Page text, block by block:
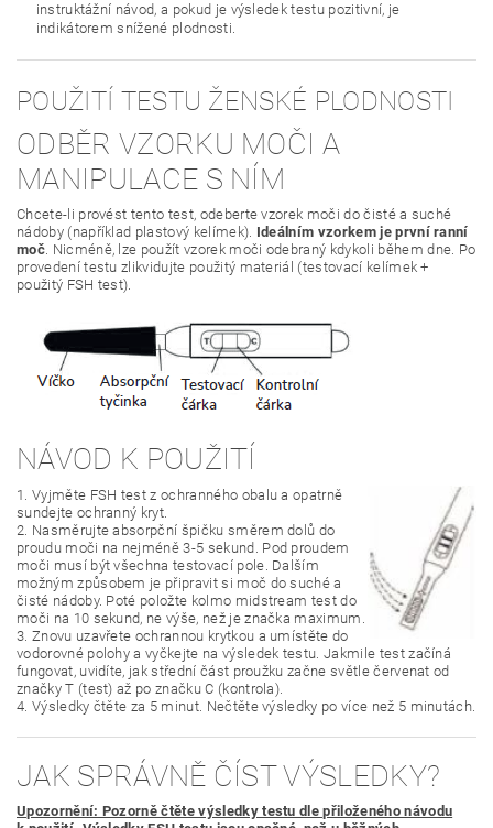
instruktážní návod, a pokud je výsledek testu pozitivní, je
indikátorem snížené plodnosti.
POUŽITÍ TESTU ŽENSKÉ PLODNOSTI
ODBĚR VZORKU MOČI A
MANIPULACE S NÍM
Chcete-li provést tento test, odeberte vzorek moči do čisté a suché
nádoby (například plastový kelímek). Ideálním vzorkem je první ranní
moč. Nicméně, lze použít vzorek moči odebraný kdykoli během dne. Po
provedení testu zlikvidujte použitý materiál (testovací kelímek +
použitý FSH test).
NÁVOD K POUŽITÍ
1. Vyjměte FSH test z ochranného obalu a opatrně
sundejte ochranný kryt.
2. Nasměrujte absorpční špičku směrem dolů do
proudu moči na nejméně 3-5 sekund. Pod proudem
moči musí být všechna testovací pole. Dalším
možným způsobem je připravit si moč do suché a
čisté nádoby. Poté položte kolmo midstream test do
moči na 10 sekund, ne výše, než je značka maximum.
3. Znovu uzavřete ochrannou krytkou a umístěte do
vodorovné polohy a vyčkejte na výsledek testu. Jakmile test začíná
fungovat, uvidíte, jak střední část proužku začne světle červenat od
značky T (test) až po značku C (kontrola).
4. Výsledky čtěte za 5 minut. Nečtěte výsledky po více než 5 minutách.
JAK SPRÁVNĚ ČÍST VÝSLEDKY?
Upozornění: Pozorně čtěte výsledky testu dle přiloženého návodu